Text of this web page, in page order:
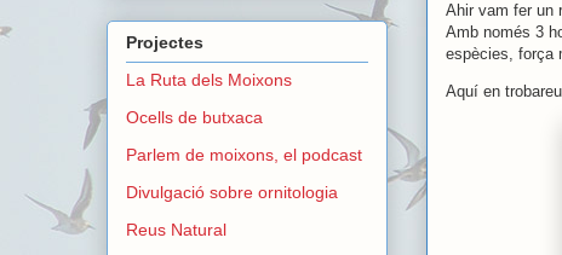
Ahir vam fer un
Amb només 3
espècies, força
Aquí en
Projectes
La Ruta dels Moixons
Ocells de butxaca
Parlem de moixons, el podcast
Divulgació sobre ornitologia
Reus Natural